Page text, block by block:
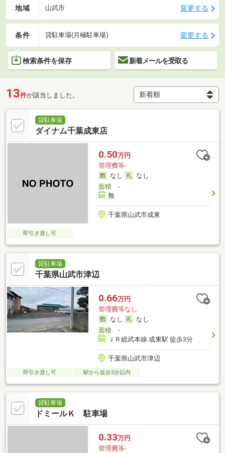
地域 山武市 変更する
条件 貸駐車場(月極駐車場) 変更する
検索条件を保存 新着メールを受取る
13件が該当しました。
貸駐車場
ダイナム千葉成東店
0.50万円
管理費等-
なし
なし
面積-
無
千葉県山武市成東
即引き渡し可
貸駐車場
千葉県山武市津辺
0.66万円
管理費等なし
なし
なし
面積-
ＪＲ総武本線 成東駅 徒歩3分
千葉県山武市津辺
即引き渡し可 駅から徒歩5分以内
貸駐車場
ドミールＫ 駐車場
0.33万円
管理費等-